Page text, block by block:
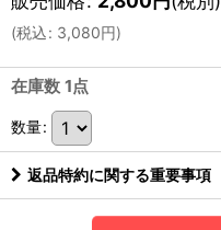
(税込: 3,080円)
在庫数 1点
数量:
返品特約に関する重要事項